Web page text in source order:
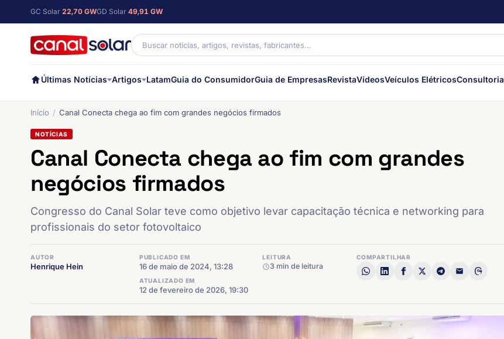
GC Solar 22,70 GWGD Solar 49,91 GW
Últimas Notícias Artigos LatamGuia do ConsumidorGuia de EmpresasRevistaVídeosVeículos ElétricosConsultoria
Início Canal Conecta chega ao fim com grandes negócios firmados
NOTÍCIAS
Canal Conecta chega ao fim com grandes
negócios firmados
Congresso do Canal Solar teve como objetivo levar capacitação técnica e networking para
profissionais do setor fotovoltaico
AUTOR
Henrique Hein
PUBLICADO EM
16 de maio de 2024, 13:28
ATUALIZADO EM
12 de fevereiro de 2026, 19:30
LEITURA
3 min de leitura
COMPARTILHAR